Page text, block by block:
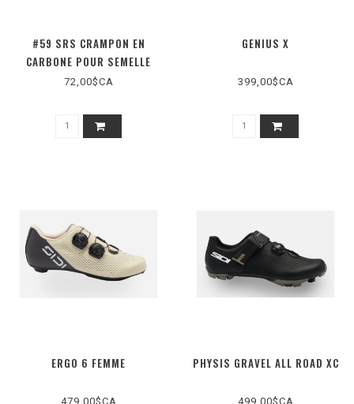
#59 SRS CRAMPON EN
CARBONE POUR SEMELLE
72,00$CA
GENIUS X
399,00$CA
ERGO 6 FEMME
479,00$CA
PHYSIS GRAVEL ALL ROAD XC
499,00$CA